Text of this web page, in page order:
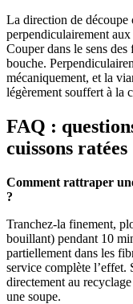
La direction de découpe
perpendiculairement
Couper dans le sens
bouche.
mécaniquement, et la
légèrement souffert à la
FAQ :
cuissons ratées
Comment rattraper
?
Tranchez-la finement,
bouillant) pendant 10
partiellement dans les
service complète l’effet.
directement au
une soupe.